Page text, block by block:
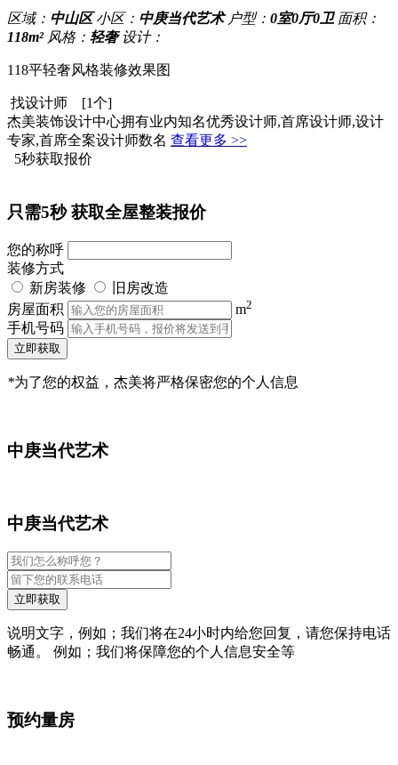
区域： 中山区 小区： 中庚当代艺术 户型： 0室0厅0卫 面积：
118m² 风格： 轻奢 设计：
118平轻奢风格装修效果图
找设计师 [1个]
杰美装饰设计中心拥有业内知名优秀设计师,首席设计师,设计
专家,首席全案设计师数名 查看更多 >>
5秒获取报价
只需5秒获取全屋整装报价
您的称呼
装修方式
新房装修
旧房改造
房屋面积
m2
手机号码
立即获取
*为了您的权益，杰美将严格保密您的个人信息
中庚当代艺术
中庚当代艺术
立即获取
说明文字，例如；我们将在24小时内给您回复，请您保持电话
畅通。 例如；我们将保障您的个人信息安全等
预约量房